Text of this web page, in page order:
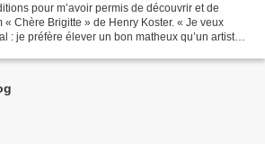
pour m’avoir permis de découvrir et de
Chère Brigitte » de Henry Koster. « Je veux
: je préfère élever un bon matheux qu’un artiste